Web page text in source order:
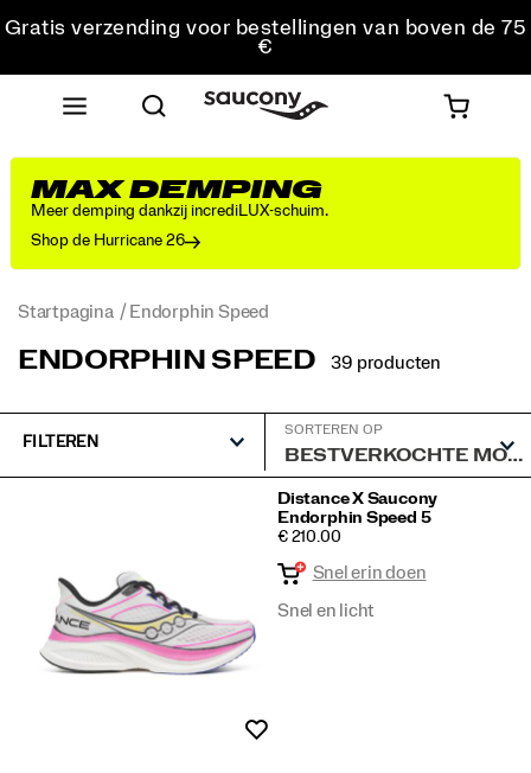
Gratis verzending voor bestellingen van boven de 75
€
Gratis retourzending voor alle bestellingen
Krijg 10% korting op je eerste bestelling
MAX DEMPING
Meer demping dankzij incrediLUX-schuim.
Shop de Hurricane 26
Startpagina Endorphin Speed
ENDORPHIN SPEED 39 producten
FILTEREN
SORTEREN OP
Distance X Saucony
Endorphin Speed 5
PRICE
€ 210.00
Snel erin doen
Snel en licht